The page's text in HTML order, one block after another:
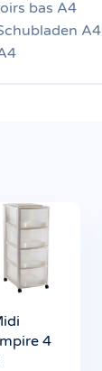
bas A4
A4
4